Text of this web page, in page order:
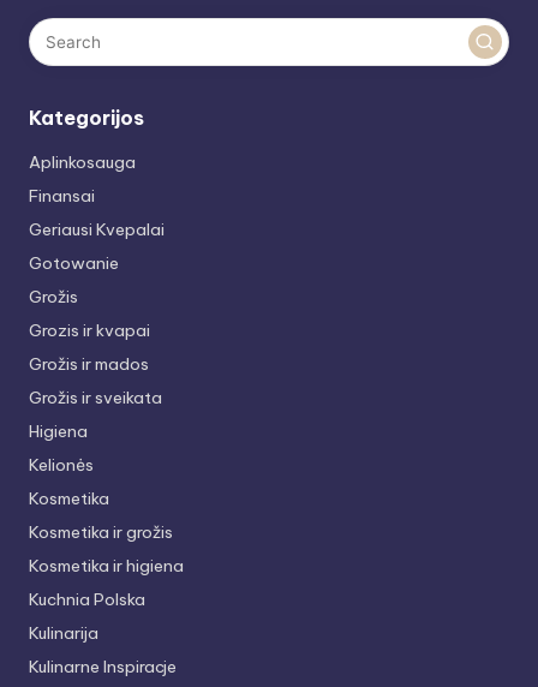
Kategorijos
Aplinkosauga
Finansai
Geriausi Kvepalai
Gotowanie
Grožis
Grozis ir kvapai
Grožis ir mados
Grožis ir sveikata
Higiena
Kelionės
Kosmetika
Kosmetika ir grožis
Kosmetika ir higiena
Kuchnia Polska
Kulinarija
Kulinarne Inspiracje